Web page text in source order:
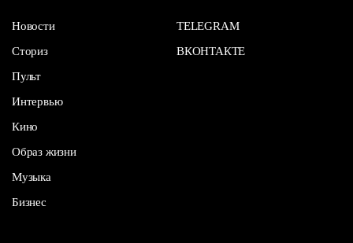
Новости
Сториз
Пульт
Интервью
Кино
Образ жизни
Музыка
Бизнес
TELEGRAM
ВКОНТАКТЕ